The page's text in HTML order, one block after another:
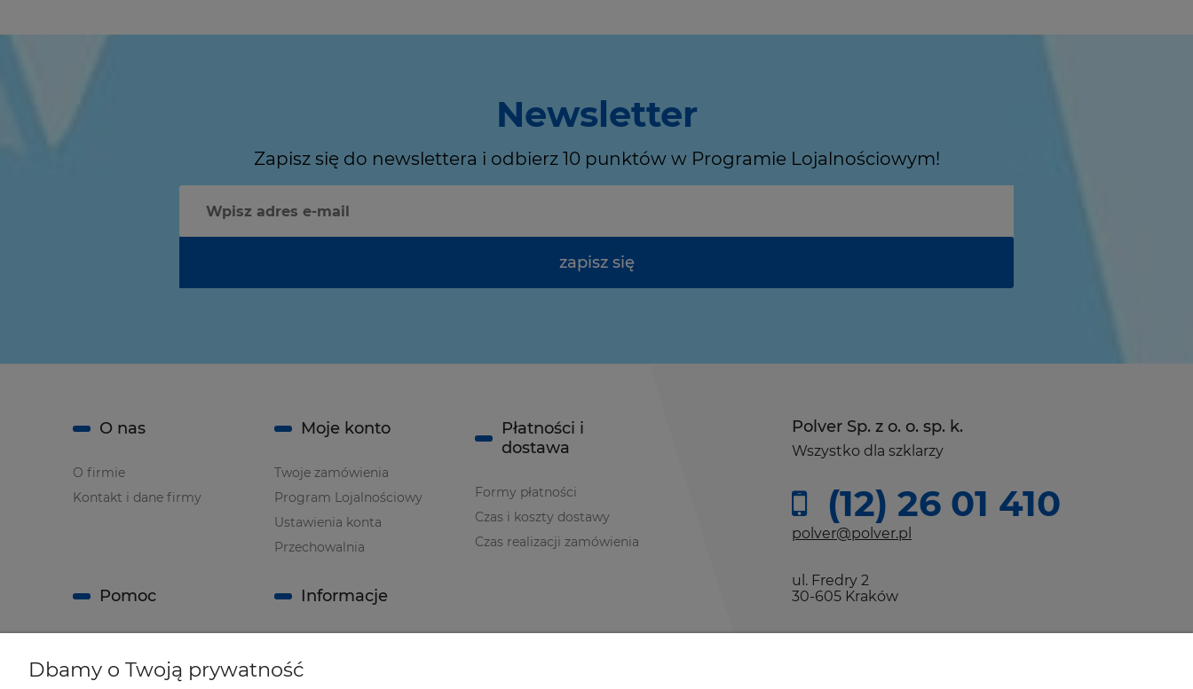
Newsletter
Zapisz się do newslettera i odbierz 10 punktów w Programie Lojalnościowym!
zapisz się
Polver Sp. z o. o. sp. k.
Wszystko dla szklarzy
(12) 26 01 410
polver@polver.pl
ul. Fredry 2
30-605 Kraków
O nas
O firmie
Kontakt i dane firmy
Moje konto
Twoje zamówienia
Program Lojalnościowy
Ustawienia konta
Przechowalnia
Płatności i
dostawa
Formy płatności
Czas i koszty dostawy
Czas realizacji zamówienia
Pomoc Informacje
Polityka prywatności
Dbamy o Twoją prywatność